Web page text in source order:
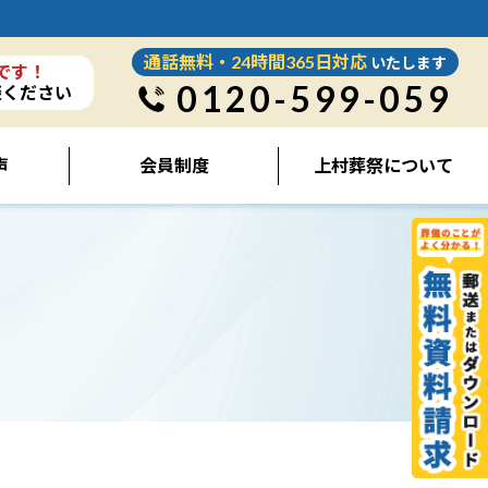
す！
ださい
通話無料・24時間365日対応 いたします
0120-599-059
会員制度 上村葬祭について